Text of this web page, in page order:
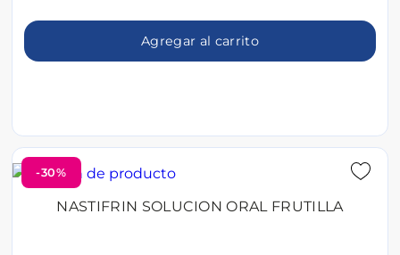
Agregar al carrito
-30%
NASTIFRIN SOLUCION ORAL FRUTILLA